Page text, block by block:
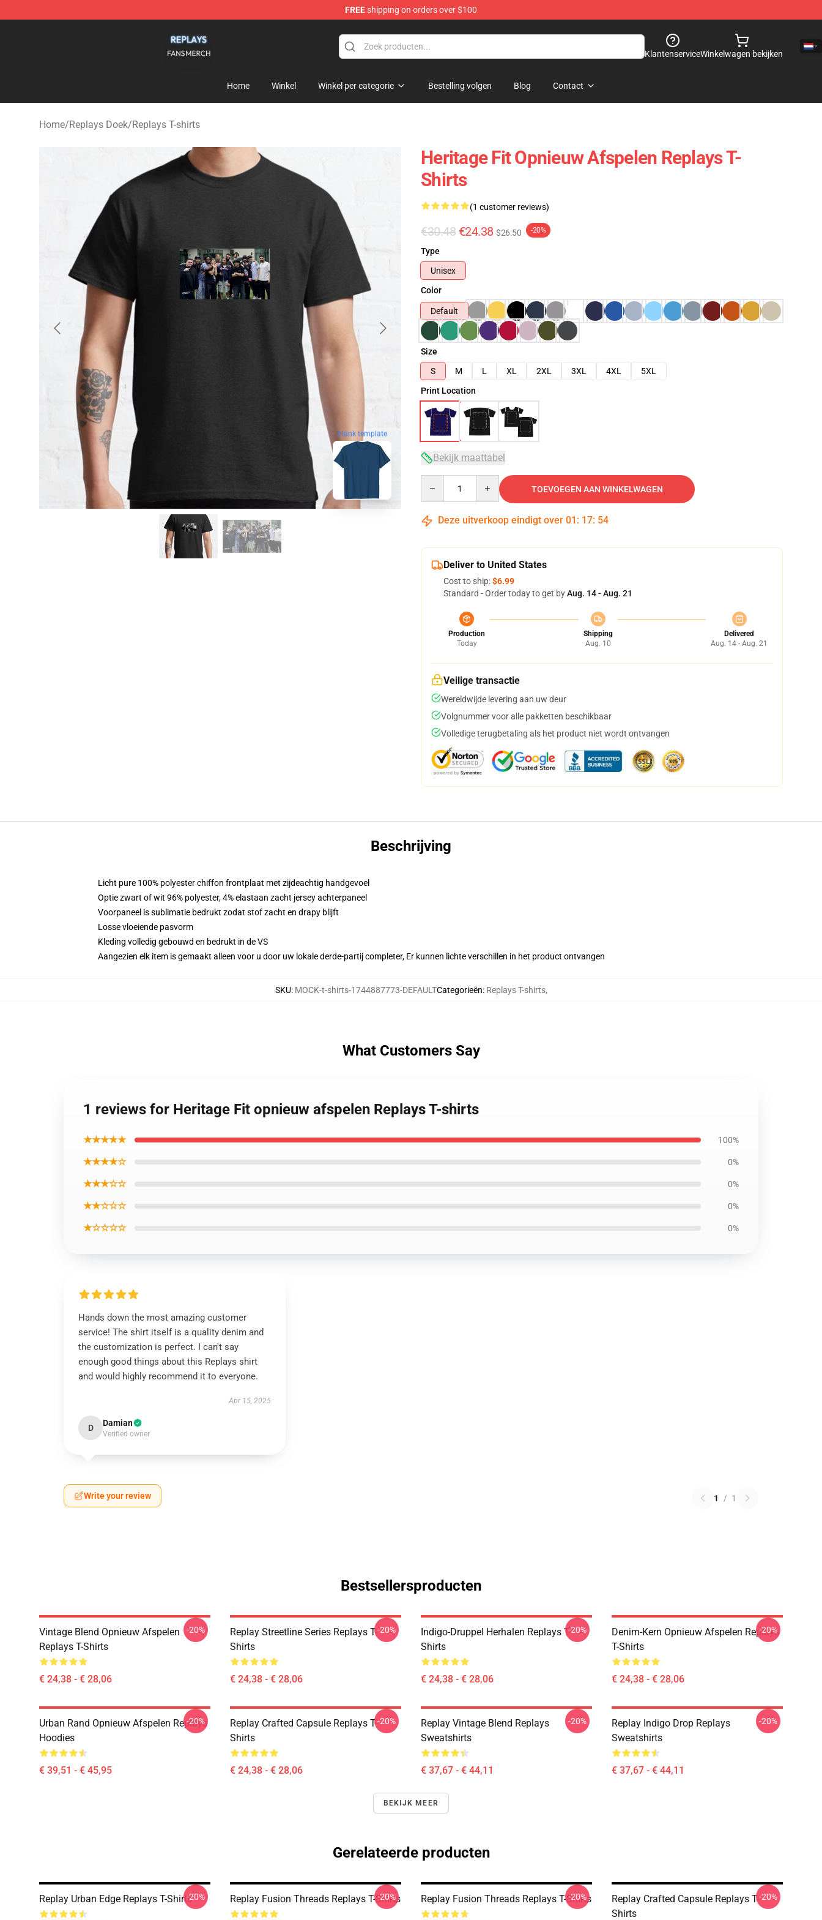
FREEshipping on orders over $100
KlantenserviceWinkelwagen bekijken
Home Winkel Winkel per categorie Bestelling volgen Blog Contact
Home/Replays Doek/Replays T-shirts
blank template
Heritage Fit Opnieuw Afspelen Replays T-
Shirts
(1 customer reviews)
€30.48 €24.38 $26.50 -20%
Type
Unisex
Color
Default
Size
S
M L XL 2XL 3XL 4XL
5XL
Print Location
Bekijk maattabel
TOEVOEGEN AAN WINKELWAGEN
Deze uitverkoop eindigt over 01 : 17: 53
Deliver to United States
Cost to ship:$6.99
Standard - Order today to get byAug. 14 - Aug. 21
Production
Today
Shipping
Aug. 10
Delivered
Aug. 14 - Aug. 21
Veilige transactie
Wereldwijde levering aan uw deur
Volgnummer voor alle pakketten beschikbaar
Volledige terugbetaling als het product niet wordt ontvangen
Beschrijving
Licht pure 100% polyester chiffon frontplaat met zijdeachtig handgevoel
Optie zwart of wit 96% polyester, 4% elastaan zacht jersey achterpaneel
Voorpaneel is sublimatie bedrukt zodat stof zacht en drapy blijft
Losse vloeiende pasvorm
Kleding volledig gebouwd en bedrukt in de VS
Aangezien elk item is gemaakt alleen voor u door uw lokale derde-partij completer, Er kunnen lichte verschillen in het product ontvangen
SKU: MOCK-t-shirts-1744887773-DEFAULTCategorieën: Replays T-shirts,
What Customers Say
1 reviews for Heritage Fit opnieuw afspelen Replays T-shirts
★★★★★ 100%
★★★★☆ 0%
★★★☆☆ 0%
★★☆☆☆ 0%
★☆☆☆☆ 0%
Hands down the most amazing customer
service! The shirt itself is a quality denim and
the customization is perfect. I can't say
enough good things about this Replays shirt
and would highly recommend it to everyone.
Apr 15, 2025
D Damian
Verified owner
Write your review 1 / 1
Bestsellersproducten
Vintage Blend Opnieuw Afspelen
Replays T-Shirts
€ 24,38 - € 28,06
-20%
Replay Streetline Series Replays T-
Shirts
€ 24,38 - € 28,06
-20%
Indigo-Druppel Herhalen Replays T-
Shirts
€ 24,38 - € 28,06
-20%
Denim-Kern Opnieuw Afspelen Replays
T-Shirts
€ 24,38 - € 28,06
-20%
Urban Rand Opnieuw Afspelen Replays
Hoodies
€ 39,51 - € 45,95
-20%
Replay Crafted Capsule Replays T-
Shirts
€ 24,38 - € 28,06
-20%
Replay Vintage Blend Replays
Sweatshirts
€ 37,67 - € 44,11
-20%
Replay Indigo Drop Replays
Sweatshirts
€ 37,67 - € 44,11
-20%
BEKIJK MEER
Gerelateerde producten
Replay Urban Edge Replays T-Shirts-20% Replay Fusion Threads Replays T-Shirts
-20% Replay Fusion Threads Replays T-Shirts
-20%
Replay Crafted Capsule Replays T-
Shirts
-20%